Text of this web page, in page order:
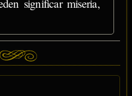
significar miseria,